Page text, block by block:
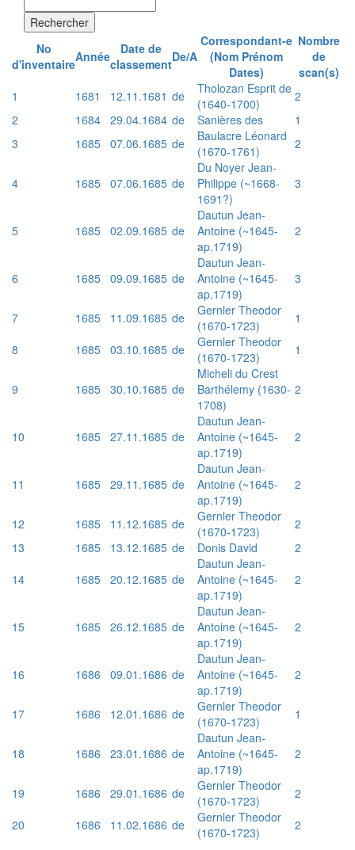
Rechercher
No
d'inventaireAnnée
Date de
classementDe/A
Correspondant-e
(Nom Prénom
Dates)
Nombre
de
scan(s)
1
1681 12.11.1681 de
Tholozan Esprit de
(1640-1700)
2
2
1684 29.04.1684 de Sanières des
1
3
1685 07.06.1685 de
Baulacre Léonard
(1670-1761)
2
4 1685 07.06.1685 de
Du Noyer Jean-
Philippe (~1668-
1691?)
3
5 1685 02.09.1685 de
Dautun Jean-
Antoine (~1645-
ap.1719)
2
6 1685 09.09.1685 de
Dautun Jean-
Antoine (~1645-
ap.1719)
3
7 1685 11.09.1685 de
Gernler Theodor
(1670-1723)
1
8
1685 03.10.1685 de
Gernler Theodor
(1670-1723)
1
9 1685 30.10.1685 de
Micheli du Crest
Barthélemy (1630-
1708)
2
10 1685 27.11.1685 de
Dautun Jean-
Antoine (~1645-
ap.1719)
2
11 1685 29.11.1685 de
Dautun Jean-
Antoine (~1645-
ap.1719)
2
12 1685 11.12.1685 de
Gernler Theodor
(1670-1723)
2
13
1685 13.12.1685 de Donis David
2
14
1685 20.12.1685 de
Dautun Jean-
Antoine (~1645-
ap.1719)
2
15 1685 26.12.1685 de
Dautun Jean-
Antoine (~1645-
ap.1719)
2
16 1686 09.01.1686 de
Dautun Jean-
Antoine (~1645-
ap.1719)
2
17 1686 12.01.1686 de
Gernler Theodor
(1670-1723)
1
18 1686 23.01.1686 de
Dautun Jean-
Antoine (~1645-
ap.1719)
2
19 1686 29.01.1686 de
Gernler Theodor
(1670-1723)
2
20
1686 11.02.1686 de
Gernler Theodor
(1670-1723)
2